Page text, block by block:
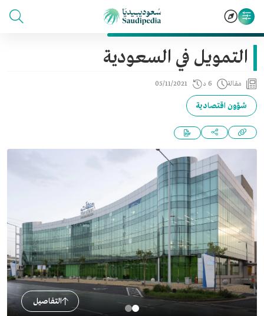
التمويل في السعودية
مقالة 6 د 05/11/2021
شؤون اقتصادية
التفاصيل